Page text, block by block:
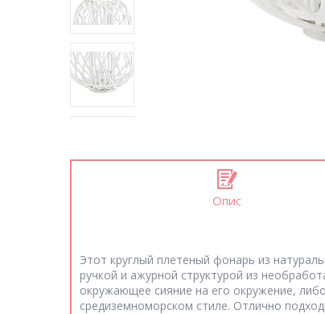
Опис
Этот круглый плетеный фонарь из
ручкой и ажурной структурой из
окружающее сияние на его окружение,
средиземноморском стиле. Отлично